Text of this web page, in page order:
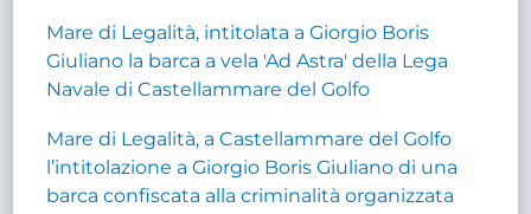
Mare di Legalità, intitolata a Giorgio Boris
Giuliano la barca a vela 'Ad Astra' della Lega
Navale di Castellammare del Golfo
Mare di Legalità, a Castellammare del Golfo
l’intitolazione a Giorgio Boris Giuliano di una
barca confiscata alla criminalità organizzata